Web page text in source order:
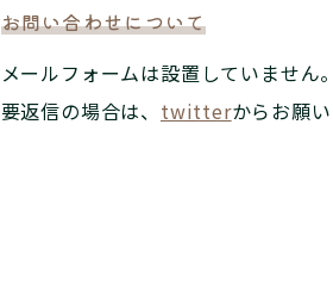
お問い合わせについて
メールフォームは設置していません。
要返信の場合は、 twitterからお願い